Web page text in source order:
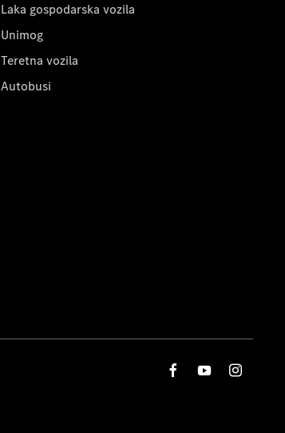
Laka gospodarska vozila
Unimog
Teretna vozila
Autobusi